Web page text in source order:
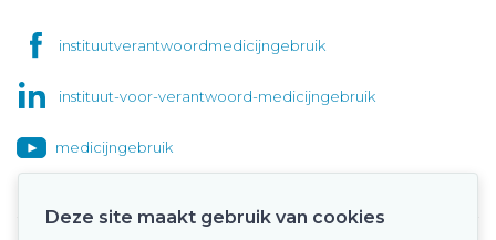
instituutverantwoordmedicijngebruik
instituut-voor-verantwoord-medicijngebruik
medicijngebruik
Deze site maakt gebruik van cookies